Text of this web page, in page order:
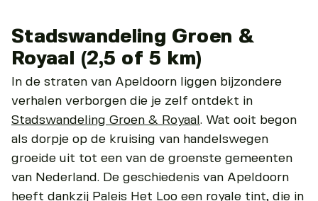
Stadswandeling Groen &
Royaal (2,5 of 5 km)
In de straten van Apeldoorn liggen bijzondere
verhalen verborgen die je zelf ontdekt in
Stadswandeling Groen & Royaal . Wat ooit begon
als dorpje op de kruising van handelswegen
groeide uit tot een van de groenste gemeenten
van Nederland. De geschiedenis van Apeldoorn
heeft dankzij Paleis Het Loo een royale tint, die in